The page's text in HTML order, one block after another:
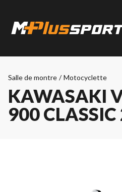
Salle de montre / Motocyclette
KAWASAKI
900